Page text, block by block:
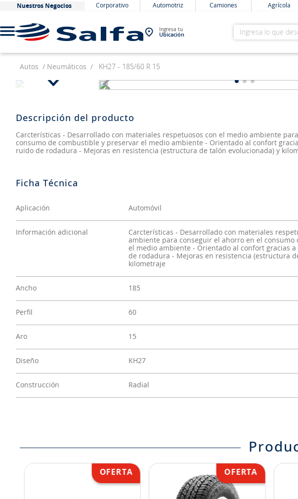
Nuestros Negocios Corporativo Automotriz Camiones Agrícola
Ingresa tu
Ubicación
Ingresa lo que
Autos Neumáticos KH27 - 185/60 R 15
Descripción del producto
Carcterísticas - Desarrollado con materiales respetuosos con el medio ambiente
consumo de combustible y preservar el medio ambiente - Orientado al confort
ruido de rodadura - Mejoras en resistencia (estructura de talón evolucionada) y
Aplicación Automóvil
Información adicional
Carcterísticas - Desarrollado con materiales
ambiente para conseguir el ahorro en el consumo
el medio ambiente - Orientado al confort gracias
de rodadura - Mejoras en resistencia (estructura
kilometraje
Ancho 185
Perfil 60
Aro 15
Diseño KH27
Construcción Radial
TÉRMINOS MÁS BUSCADOS
4.
yokohama
6.
215
9.
aceite